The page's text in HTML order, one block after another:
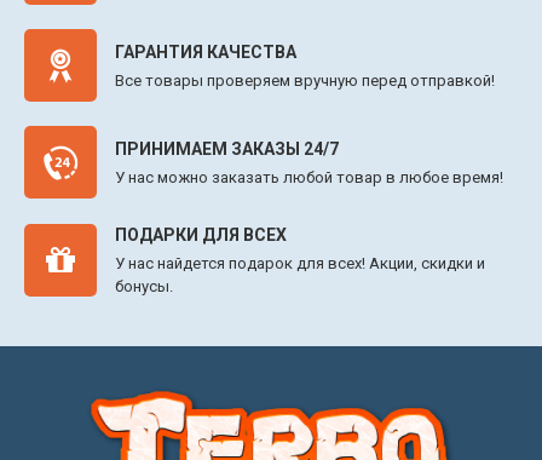
ГАРАНТИЯ КАЧЕСТВА
Все товары проверяем вручную перед отправкой!
ПРИНИМАЕМ ЗАКАЗЫ 24/7
У нас можно заказать любой товар в любое время!
ПОДАРКИ ДЛЯ ВСЕХ
У нас найдется подарок для всех! Акции, скидки и
бонусы.